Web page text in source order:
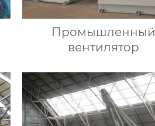
Промышленный
вентилятор